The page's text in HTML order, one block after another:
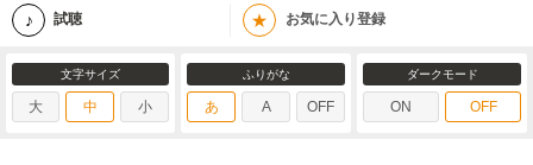
試聴 ★ お気に入り登録
文字サイズ
大 中 小
ふりがな
あ A OFF
ダークモード
ON OFF